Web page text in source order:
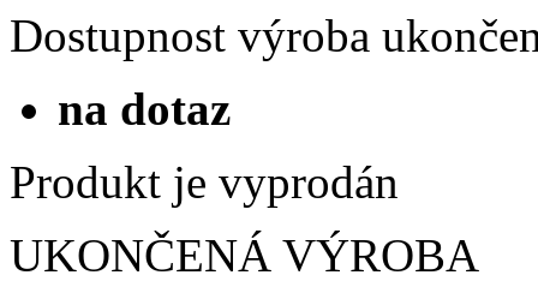
Dostupnost výroba
na dotaz
Produkt je vyprodán
UKONČENÁ VÝROBA